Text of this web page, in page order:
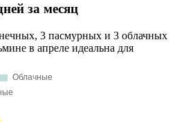
за месяц
3 пасмурных и 3 облачных
в апреле идеальна для